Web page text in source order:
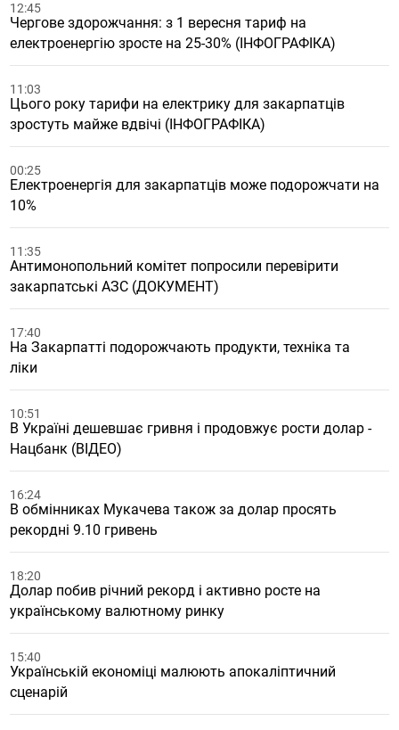
12:45
Чергове здорожчання: з 1 вересня тариф на
електроенергію зросте на 25-30% (ІНФОГРАФІКА)
11:03
Цього року тарифи на електрику для закарпатців
зростуть майже вдвічі (ІНФОГРАФІКА)
00:25
Електроенергія для закарпатців може подорожчати на
10%
11:35
Антимонопольний комітет попросили перевірити
закарпатські АЗС (ДОКУМЕНТ)
17:40
На Закарпатті подорожчають продукти, техніка та
ліки
10:51
В Україні дешевшає гривня і продовжує рости долар -
Нацбанк (ВІДЕО)
16:24
В обмінниках Мукачева також за долар просять
рекордні 9.10 гривень
18:20
Долар побив річний рекорд і активно росте на
українському валютному ринку
15:40
Українській економіці малюють апокаліптичний
сценарій